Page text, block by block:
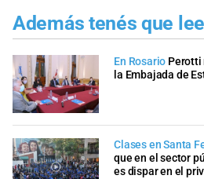
Además tenés que
En Rosario Perotti
la Embajada de
Clases en Santa
que en el sector
es dispar en el